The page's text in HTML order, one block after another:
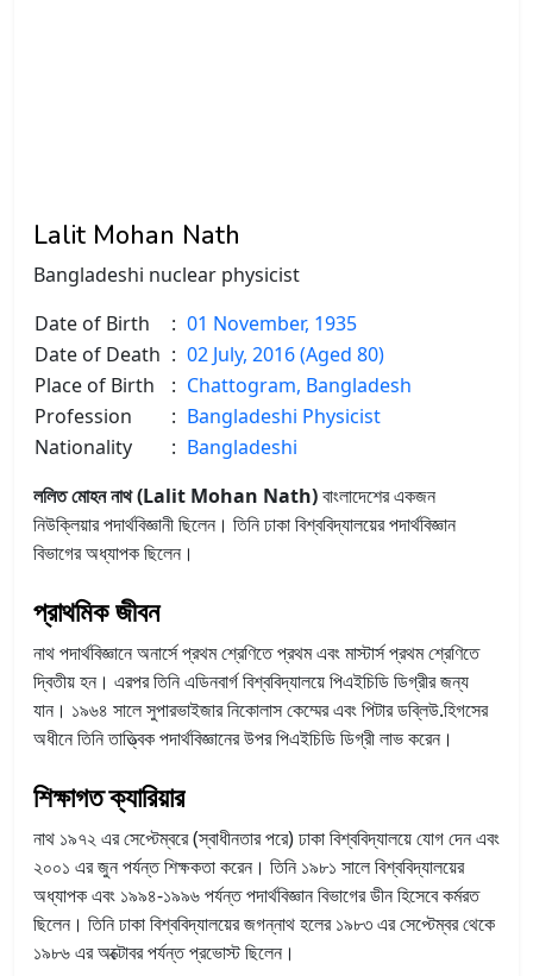
Lalit Mohan Nath
Bangladeshi nuclear physicist
Date of Birth
: 01 November, 1935
Date of Death : 02 July, 2016 (Aged 80)
Place of Birth
: Chattogram, Bangladesh
Profession
: Bangladeshi Physicist
Nationality
: Bangladeshi
ললিত মোহন নাথ (Lalit Mohan Nath)বাংলাদেশের একজন
নিউক্লিয়ার পদার্থবিজ্ঞানী ছিলেন। তিনি ঢাকা বিশ্ববিদ্যালয়ের পদার্থবিজ্ঞান
বিভাগের অধ্যাপক ছিলেন।
প্রাথমিক জীবন
নাথ পদার্থবিজ্ঞানে অনার্সে প্রথম শ্রেণিতে প্রথম এবং মাস্টার্স প্রথম শ্রেণিতে
দ্বিতীয় হন। এরপর তিনি এডিনবার্গ বিশ্ববিদ্যালয়ে পিএইচিডি ডিগ্রীর জন্য
যান। ১৯৬৪ সালে সুপারভাইজার নিকোলাস কেম্মের এবং পিটার ডব্লিউ.হিগসের
অধীনে তিনি তাত্ত্বিক পদার্থবিজ্ঞানের উপর পিএইচিডি ডিগ্রী লাভ করেন।
শিক্ষাগত ক্যারিয়ার
নাথ ১৯৭২ এর সেপ্টেম্বরে (স্বাধীনতার পরে) ঢাকা বিশ্ববিদ্যালয়ে যোগ দেন এবং
২০০১ এর জুন পর্যন্ত শিক্ষকতা করেন। তিনি ১৯৮১ সালে বিশ্ববিদ্যালয়ের
অধ্যাপক এবং ১৯৯৪-১৯৯৬ পর্যন্ত পদার্থবিজ্ঞান বিভাগের ডীন হিসেবে কর্মরত
ছিলেন। তিনি ঢাকা বিশ্ববিদ্যালয়ের জগন্নাথ হলের ১৯৮৩ এর সেপ্টেম্বর থেকে
১৯৮৬ এর অক্টোবর পর্যন্ত প্রভোস্ট ছিলেন।